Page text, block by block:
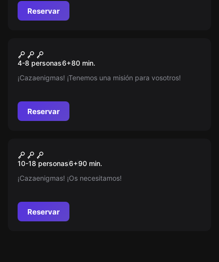
Reservar
Nuevo
Cazaenigmas y la extraña
desaparición
4-8 personas6+80 min.
¡Cazaenigmas! ¡Tenemos una misión para vosotros!
Reservar
Nuevo
Cazaenigmas Desafío (Grupos
grandes)
10-18 personas6+90 min.
¡Cazaenigmas! ¡Os necesitamos!
Reservar